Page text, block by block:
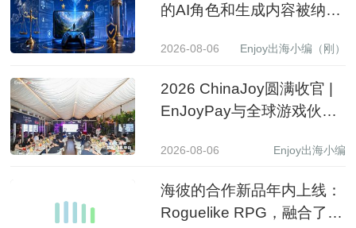
的AI角色和生成内容被纳入
2026-08-06 Enjoy出海小编（刚）
2026 ChinaJoy圆满收官 |
EnJoyPay与全球游戏伙伴
2026-08-06 Enjoy出海小编
海彼的合作新品年内上线：
Roguelike RPG，融合了